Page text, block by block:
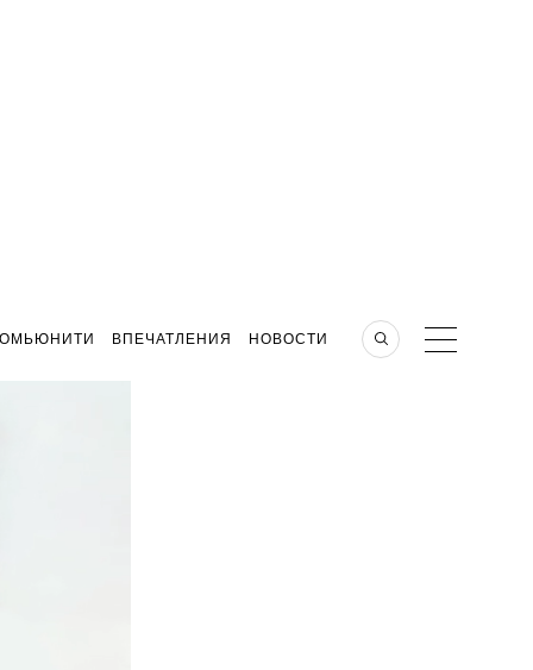
ВПЕЧАТЛЕНИЯ НОВОСТИ